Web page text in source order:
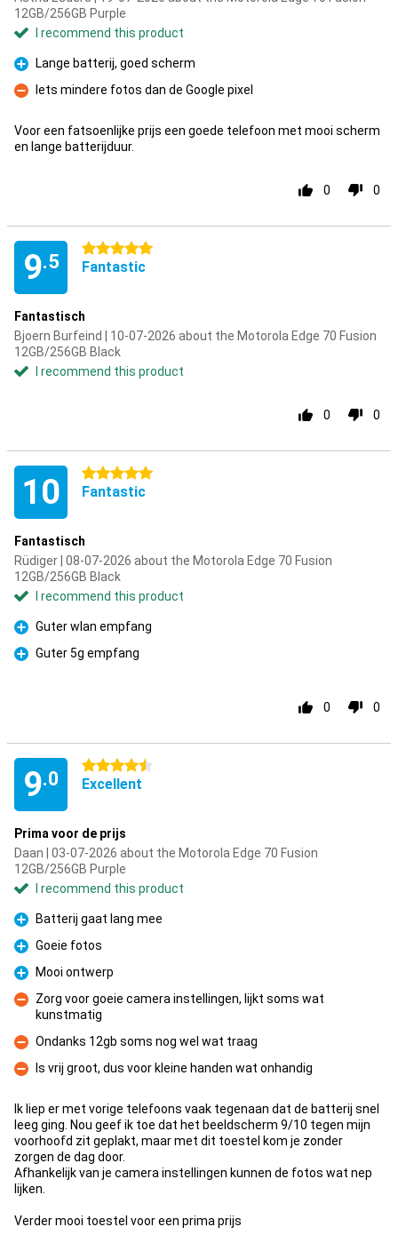
12GB/256GB Purple
I recommend this product
Pro
Lange batterij, goed scherm
Con
Iets mindere fotos dan de Google pixel
Voor een fatsoenlijke prijs een goede telefoon met mooi scherm
en lange batterijduur.
0 0
9.5
5 stars
Fantastic
Fantastisch
Bjoern Burfeind | 10-07-2026 about the Motorola Edge 70 Fusion
12GB/256GB Black
I recommend this product
0 0
10 5 stars
Fantastic
Fantastisch
Rüdiger | 08-07-2026 about the Motorola Edge 70 Fusion
12GB/256GB Black
I recommend this product
Pro
Guter wlan empfang
Pro
Guter 5g empfang
0 0
9.0
4.5 stars
Excellent
Prima voor de prijs
Daan | 03-07-2026 about the Motorola Edge 70 Fusion
12GB/256GB Purple
I recommend this product
Pro
Batterij gaat lang mee
Pro
Goeie fotos
Pro
Mooi ontwerp
Con
Zorg voor goeie camera instellingen, lijkt soms wat
kunstmatig
Con
Ondanks 12gb soms nog wel wat traag
Con
Is vrij groot, dus voor kleine handen wat onhandig
Ik liep er met vorige telefoons vaak tegenaan dat de batterij snel
leeg ging. Nou geef ik toe dat het beeldscherm 9/10 tegen mijn
voorhoofd zit geplakt, maar met dit toestel kom je zonder
zorgen de dag door.
Afhankelijk van je camera instellingen kunnen de fotos wat nep
lijken.
Verder mooi toestel voor een prima prijs